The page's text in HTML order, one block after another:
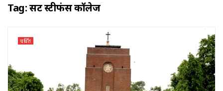
Tag:सेंट स्टीफंस कॉलेज
चर्चित